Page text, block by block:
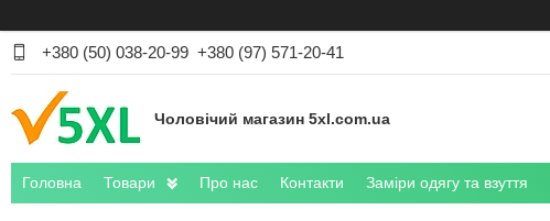
+380 (50) 038-20-99 +380 (97) 571-20-41
Чоловічий магазин 5xl.com.ua
Головна Товари Про нас Контакти Заміри одягу та взуття